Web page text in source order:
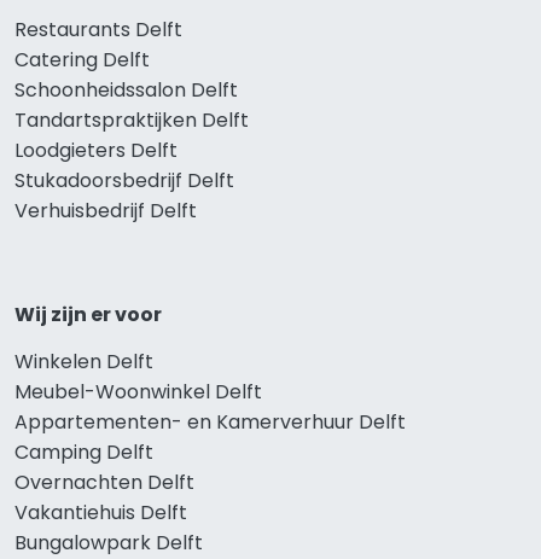
Restaurants Delft
Catering Delft
Schoonheidssalon Delft
Tandartspraktijken Delft
Loodgieters Delft
Stukadoorsbedrijf Delft
Verhuisbedrijf Delft
Wij zijn er voor
Winkelen Delft
Meubel-Woonwinkel Delft
Appartementen- en Kamerverhuur Delft
Camping Delft
Overnachten Delft
Vakantiehuis Delft
Bungalowpark Delft